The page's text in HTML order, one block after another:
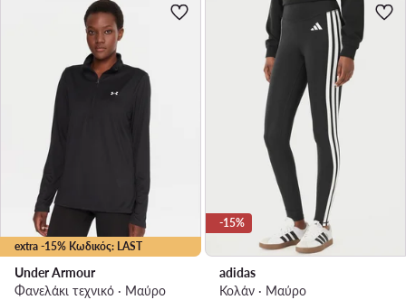
extra -15% Κωδικός: LAST
Under Armour
Φανελάκι τεχνικό · Μαύρο
-15%
adidas
Κολάν · Μαύρο